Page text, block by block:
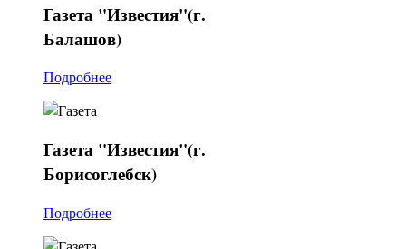
Газета "Известия"(г.
Балашов)
Подробнее
Газета "Известия"(г.
Борисоглебск)
Подробнее